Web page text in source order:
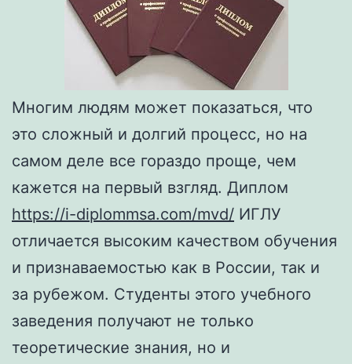
Многим людям может показаться, что
это сложный и долгий процесс, но на
самом деле все гораздо проще, чем
кажется на первый взгляд. Диплом
https://i-diplommsa.com/mvd/ ИГЛУ
отличается высоким качеством обучения
и признаваемостью как в России, так и
за рубежом. Студенты этого учебного
заведения получают не только
теоретические знания, но и